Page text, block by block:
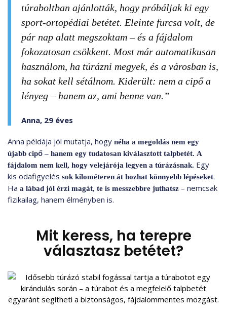
túraboltban ajánlották, hogy próbáljak ki egy
sport-ortopédiai betétet. Eleinte furcsa volt, de
pár nap alatt megszoktam – és a fájdalom
fokozatosan csökkent. Most már automatikusan
használom, ha túrázni megyek, és a városban is,
ha sokat kell sétálnom. Kiderült: nem a cipő a
lényeg – hanem az, ami benne van.”
Anna, 29 éves
Anna példája jól mutatja, hogy néha a megoldás nem egy
újabb cipő – hanem egy tudatosan kiválasztott talpbetét. A
fájdalom nem kell, hogy velejárója legyen a túrázásnak. Egy
kis odafigyelés sok kilométeren át hozhat könnyebb lépéseket.
Ha a lábad jól érzi magát, te is messzebbre juthatsz – nemcsak
fizikailag, hanem élményben is.
Mit keress, ha terepre
választasz betétet?